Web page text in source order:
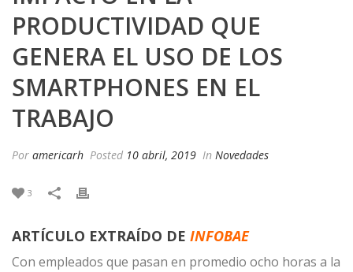
PRODUCTIVIDAD QUE
GENERA EL USO DE LOS
SMARTPHONES EN EL
TRABAJO
Por americarh Posted 10 abril, 2019 In Novedades
3
ARTÍCULO EXTRAÍDO DE INFOBAE
Con empleados que pasan en promedio ocho horas a la